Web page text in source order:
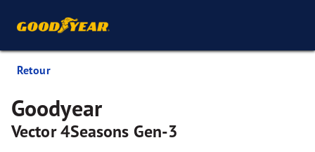
Retour
Goodyear
Vector 4Seasons Gen-3